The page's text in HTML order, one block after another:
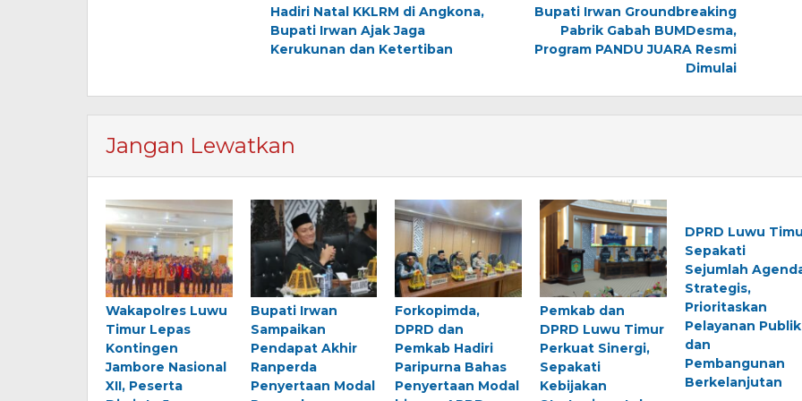
pos
Hadiri Natal KKLRM di Angkona,
Bupati Irwan Ajak Jaga
Kerukunan dan Ketertiban
Bupati Irwan Groundbreaking
Pabrik Gabah BUMDesma,
Program PANDU JUARA Resmi
Dimulai
Jangan Lewatkan
Wakapolres Luwu
Timur Lepas
Kontingen
Jambore Nasional
XII, Peserta
Bupati Irwan
Sampaikan
Pendapat Akhir
Ranperda
Penyertaan Modal
Forkopimda,
DPRD dan
Pemkab Hadiri
Paripurna Bahas
Penyertaan Modal
Pemkab dan
DPRD Luwu Timur
Perkuat Sinergi,
Sepakati
Kebijakan
DPRD Luwu
Sepakati
Sejumlah
Strategis,
Prioritaskan
Pelayanan Publik
dan
Pembangunan
Berkelanjutan